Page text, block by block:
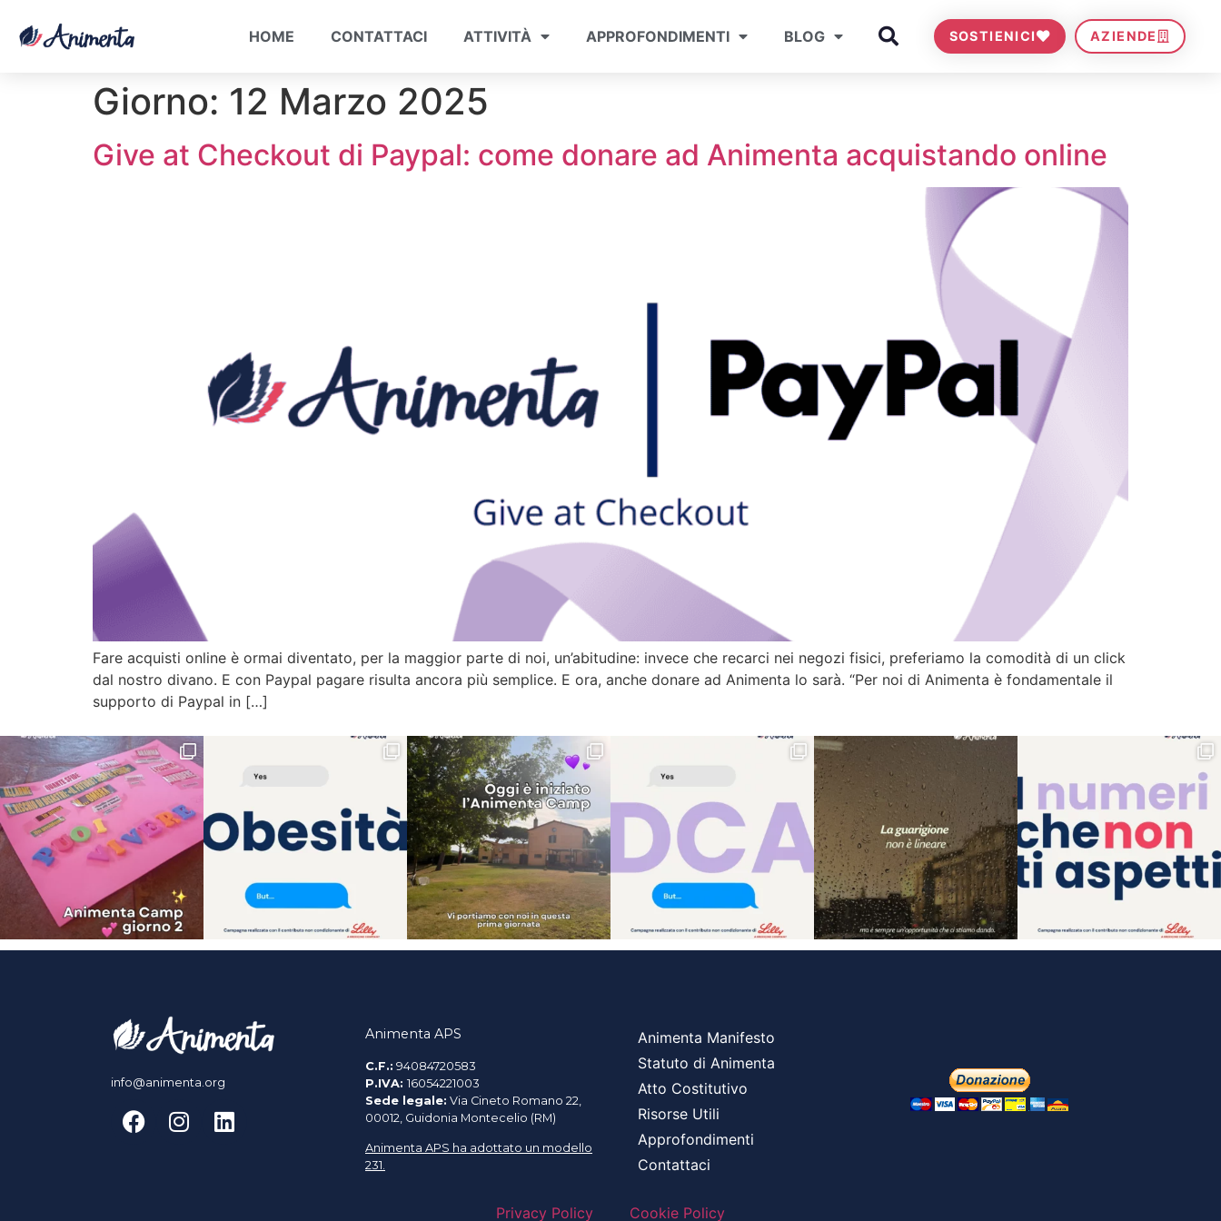
HOME CONTATTACI ATTIVITÀ APPROFONDIMENTI BLOG SOSTIENICI AZIENDE
Giorno: 12 Marzo 2025
Give at Checkout di Paypal: come donare ad Animenta acquistando online
Fare acquisti online è ormai diventato, per la maggior parte di noi, un’abitudine: invece che recarci nei negozi fisici, preferiamo la comodità di un click
dal nostro divano. E con Paypal pagare risulta ancora più semplice. E ora, anche donare ad Animenta lo sarà. “Per noi di Animenta è fondamentale il
supporto di Paypal in […]
info@animenta.org
Animenta APS
C.F.: 94084720583
P.IVA: 16054221003
Sede legale: Via Cineto Romano 22,
00012, Guidonia Montecelio (RM)
Animenta APS ha adottato un modello
231.
Animenta Manifesto
Statuto di Animenta
Atto Costitutivo
Risorse Utili
Approfondimenti
Contattaci
Privacy Policy Cookie Policy